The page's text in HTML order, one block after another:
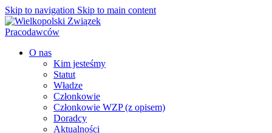
Skip to navigation Skip to main content
O nas
Kim jesteśmy
Statut
Władze
Członkowie
Członkowie WZP (z opisem)
Doradcy
Aktualności